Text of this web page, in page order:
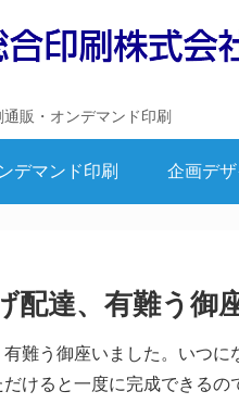
販・オンデマンド印刷
デマンド印刷 企画デ
配達、有難う御
難う御座いました。いつに
けると一度に完成できるの